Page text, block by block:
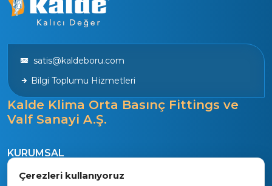
satis@kaldeboru.com
Bilgi Toplumu Hizmetleri
Kalde Klima Orta Basınç Fittings ve
Valf Sanayi A.Ş.
KURUMSAL
Tarihçe
Çerezleri kullanıyoruz